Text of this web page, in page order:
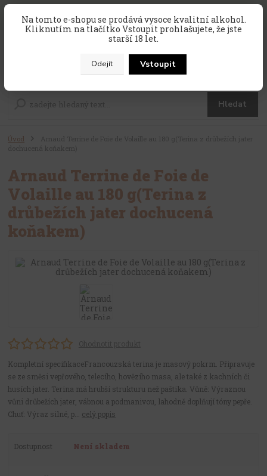
zahraniční produkty, které nejsou v akci !
Na tomto e-shopu se prodává vysoce kvalitní alkohol.
Kliknutím na tlačítko Vstoupit prohlašujete, že jste
starší 18 let.
Odejít Vstoupit
CZK
Hledat
Úvod
Arnaud Terrine de Foie de
Volaille au 180 g(Terina z
drůbežích jater dochucená
koňakem)
Kompletní specifikaceFrancouzská terina je masový pokrm. Připravuje
se ze směsi vepřového, telecího, hovězího masa, ale také z kachních či
husích jater. Terina má hrubší strukturu než paštika. Vůně: Výraznou
vůni drůbežích jater, vábnou a podmanivou, lahodně doplňují tóny pepře.
Chuť: Výraz silné, p... celý popis
Dostupnost Není skladem